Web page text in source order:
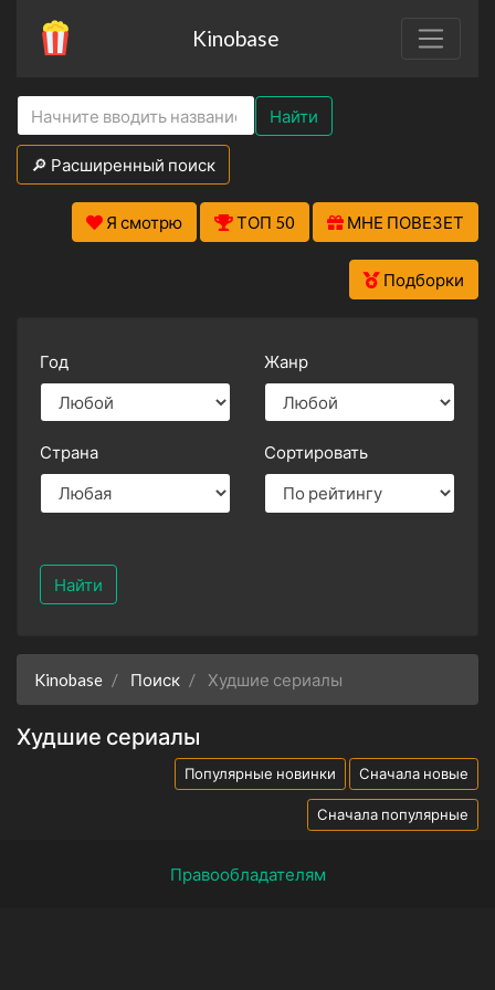
Kinobase
Найти
🔎 Расширенный поиск
Я смотрю ТОП 50 МНЕ ПОВЕЗЕТ
Подборки
Год Жанр
Страна Сортировать
Найти
Kinobase Поиск Худшие сериалы
Худшие сериалы
Популярные новинки Сначала новые
Сначала популярные
Правообладателям